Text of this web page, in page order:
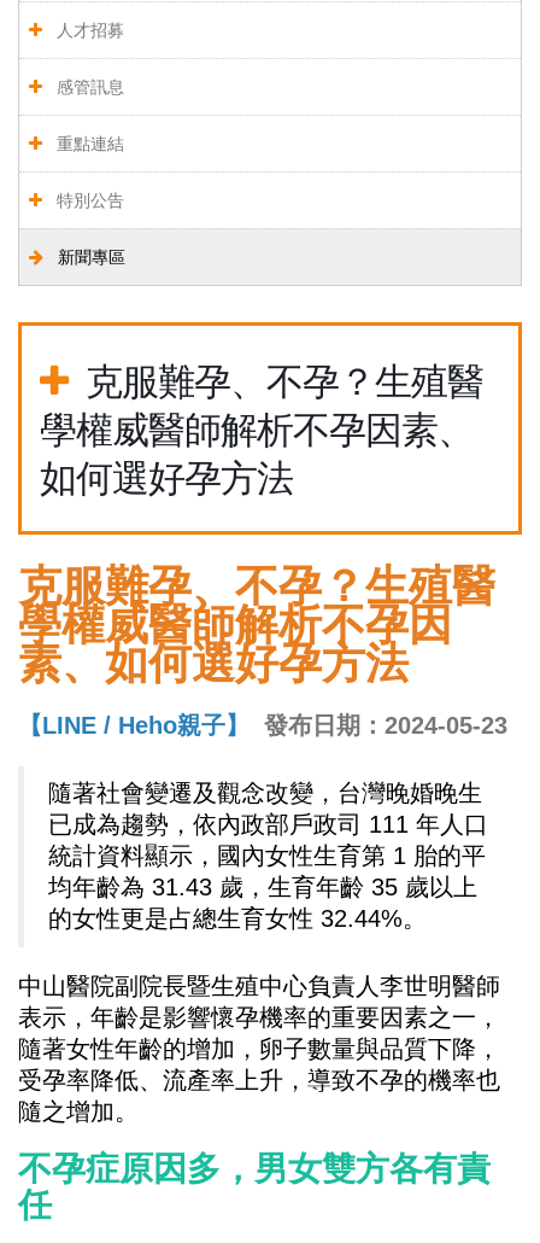
人才招募
感管訊息
重點連結
特別公告
新聞專區
克服難孕、不孕？生殖醫
學權威醫師解析不孕因素、
如何選好孕方法
克服難孕、不孕？生殖醫
學權威醫師解析不孕因
素、如何選好孕方法
【LINE / Heho親子】 發布日期：2024-05-23
隨著社會變遷及觀念改變，台灣晚婚晚生
已成為趨勢，依內政部戶政司 111 年人口
統計資料顯示，國內女性生育第 1 胎的平
均年齡為 31.43 歲，生育年齡 35 歲以上
的女性更是占總生育女性 32.44%。
中山醫院副院長暨生殖中心負責人李世明醫師
表示，年齡是影響懷孕機率的重要因素之一，
隨著女性年齡的增加，卵子數量與品質下降，
受孕率降低、流產率上升，導致不孕的機率也
隨之增加。
不孕症原因多，男女雙方各有責
任